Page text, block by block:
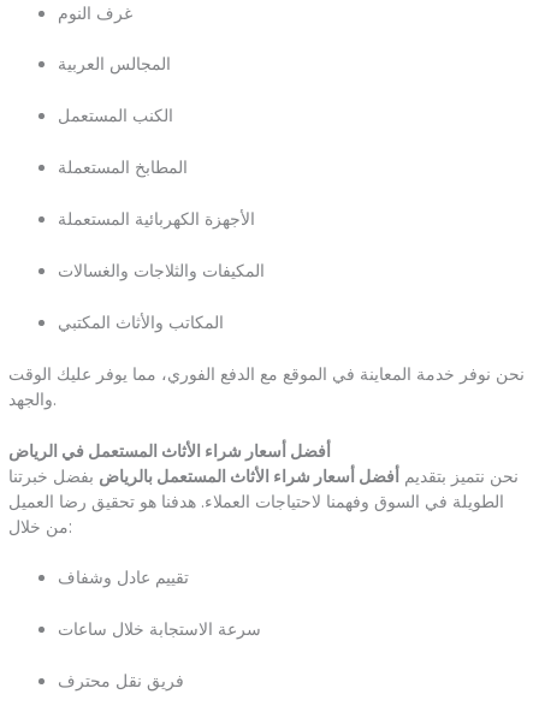
غرف النوم
المجالس العربية
الكنب المستعمل
المطابخ المستعملة
الأجهزة الكهربائية المستعملة
المكيفات والثلاجات والغسالات
المكاتب والأثاث المكتبي
نحن نوفر خدمة المعاينة في الموقع مع الدفع الفوري، مما يوفر عليك الوقت
والجهد.
أفضل أسعار شراء الأثاث المستعمل في الرياض
نحن نتميز بتقديم أفضل أسعار شراء الأثاث المستعمل بالرياض بفضل خبرتنا
الطويلة في السوق وفهمنا لاحتياجات العملاء. هدفنا هو تحقيق رضا العميل
من خلال:
تقييم عادل وشفاف
سرعة الاستجابة خلال ساعات
فريق نقل محترف